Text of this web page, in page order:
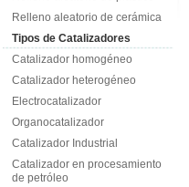
Relleno aleatorio de cerámica
Tipos de Catalizadores
Catalizador homogéneo
Catalizador heterogéneo
Electrocatalizador
Organocatalizador
Catalizador Industrial
Catalizador en procesamiento
de petróleo